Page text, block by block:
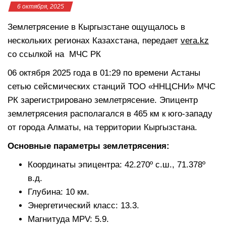
6 октября, 2025
Землетрясение в Кыргызстане ощущалось в
нескольких регионах Казахстана, передает vera.kz
со ссылкой на МЧС РК
06 октября 2025 года в 01:29 по времени Астаны
сетью сейсмических станций ТОО «ННЦСНИ» МЧС
РК зарегистрировано землетрясение. Эпицентр
землетрясения располагался в 465 км к юго-западу
от города Алматы, на территории Кыргызстана.
Основные параметры землетрясения:
Координаты эпицентра: 42.270º с.ш., 71.378º
в.д.
Глубина: 10 км.
Энергетический класс: 13.3.
Магнитуда MPV: 5.9.